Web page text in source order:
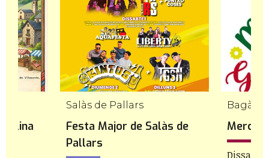
Salàs de Pallars
Festa Major de Salàs de
Pallars
Bagà
Mercat
Dissabte